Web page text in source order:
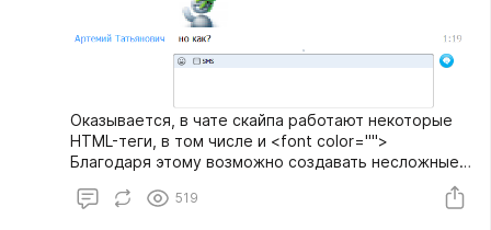
Оказывается, в чате скайпа работают некоторые
HTML-теги, в том числе и <font color="">
Благодаря этому возможно создавать несложные
519